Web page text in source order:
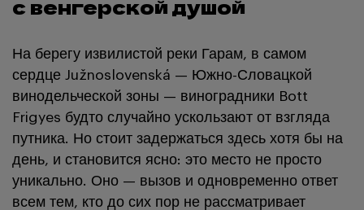
с венгерской душой
На берегу извилистой реки Гарам, в самом
сердце Južnoslovenská — Южно-Словацкой
винодельческой зоны — виноградники Bott
Frigyes будто случайно ускользают от взгляда
путника. Но стоит задержаться здесь хотя бы на
день, и становится ясно: это место не просто
уникально. Оно — вызов и одновременно ответ
всем тем, кто до сих пор не рассматривает